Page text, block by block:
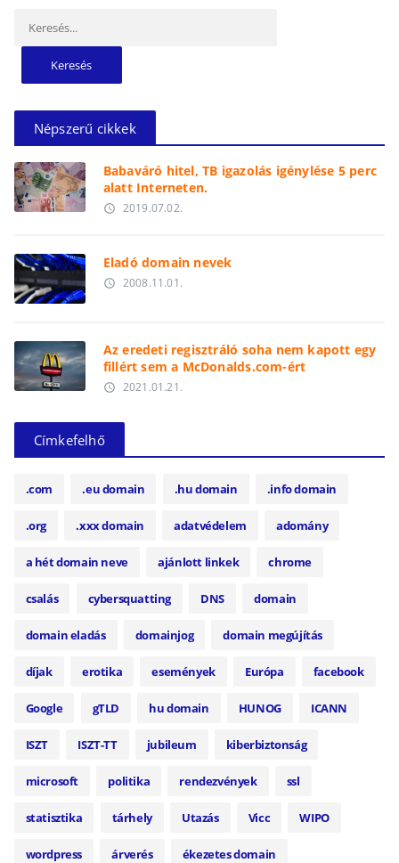
Népszerű cikkek
Babaváró hitel, TB igazolás igénylése 5 perc
alatt Interneten.
access_time 2019.07.02.
Eladó domain nevek
access_time 2008.11.01.
Az eredeti regisztráló soha nem kapott egy
fillért sem a McDonalds.com-ért
access_time 2021.01.21.
Címkefelhő
.com .eu domain .hu domain .info domain
.org .xxx domain adatvédelem adomány
a hét domain neve ajánlott linkek chrome
csalás cybersquatting DNS domain
domain eladás domainjog domain megújítás
díjak erotika események Európa facebook
Google gTLD hu domain HUNOG ICANN
ISZT ISZT-TT jubileum kiberbiztonság
microsoft politika rendezvények ssl
statisztika tárhely Utazás Vicc WIPO
wordpress árverés ékezetes domain